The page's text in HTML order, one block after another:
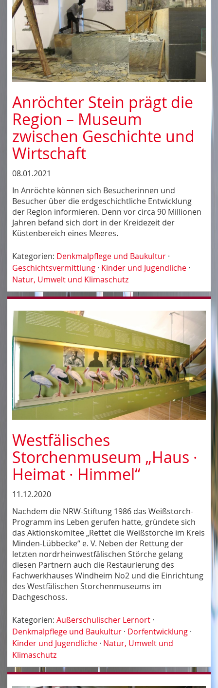
Anröchter Stein prägt die
Region – Museum
zwischen Geschichte und
Wirtschaft
08.01.2021
In Anröchte können sich Besucherinnen und
Besucher über die erdgeschichtliche Entwicklung
der Region informieren. Denn vor circa 90 Millionen
Jahren befand sich dort in der Kreidezeit der
Küstenbereich eines Meeres.
Kategorien: Denkmalpflege und Baukultur ·
Geschichtsvermittlung · Kinder und Jugendliche ·
Natur, Umwelt und Klimaschutz
Westfälisches
Storchenmuseum „Haus ·
Heimat · Himmel“
11.12.2020
Nachdem die NRW-Stiftung 1986 das Weißstorch-
Programm ins Leben gerufen hatte, gründete sich
das Aktionskomitee „Rettet die Weißstörche im Kreis
Minden-Lübbecke“ e. V. Neben der Rettung der
letzten nordrheinwestfälischen Störche gelang
diesen Partnern auch die Restaurierung des
Fachwerkhauses Windheim No2 und die Einrichtung
des Westfälischen Storchenmuseums im
Dachgeschoss.
Kategorien: Außerschulischer Lernort ·
Denkmalpflege und Baukultur · Dorfentwicklung ·
Kinder und Jugendliche · Natur, Umwelt und
Klimaschutz